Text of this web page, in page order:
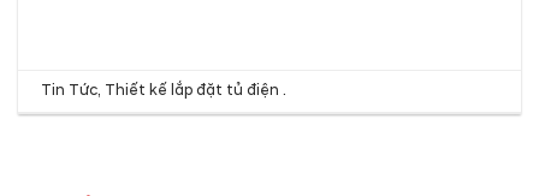
Tin Tức, Thiết kế lắp đặt tủ điện .